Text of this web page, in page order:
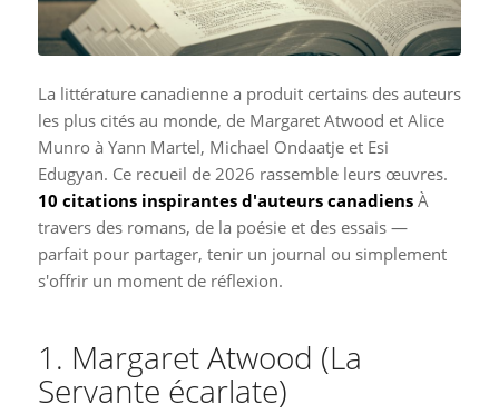
La littérature canadienne a produit certains des auteurs
les plus cités au monde, de Margaret Atwood et Alice
Munro à Yann Martel, Michael Ondaatje et Esi
Edugyan. Ce recueil de 2026 rassemble leurs œuvres.
10 citations inspirantes d'auteurs canadiensÀ
travers des romans, de la poésie et des essais —
parfait pour partager, tenir un journal ou simplement
s'offrir un moment de réflexion.
1. Margaret Atwood (La
Servante écarlate)